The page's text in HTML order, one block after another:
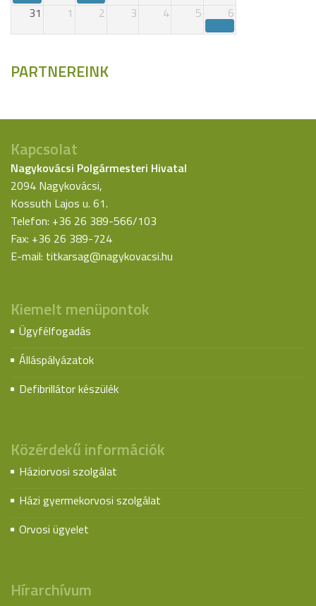
31
1 2 3 4 5 6
PARTNEREINK
Kapcsolat
Nagykovácsi Polgármesteri Hivatal
2094 Nagykovácsi,
Kossuth Lajos u. 61.
Telefon: +36 26 389-566/103
Fax: +36 26 389-724
E-mail: titkarsag@nagykovacsi.hu
Kiemelt menüpontok
Ügyfélfogadás
Álláspályázatok
Defibrillátor készülék
Közérdekű információk
Háziorvosi szolgálat
Házi gyermekorvosi szolgálat
Orvosi ügyelet
Hírarchívum